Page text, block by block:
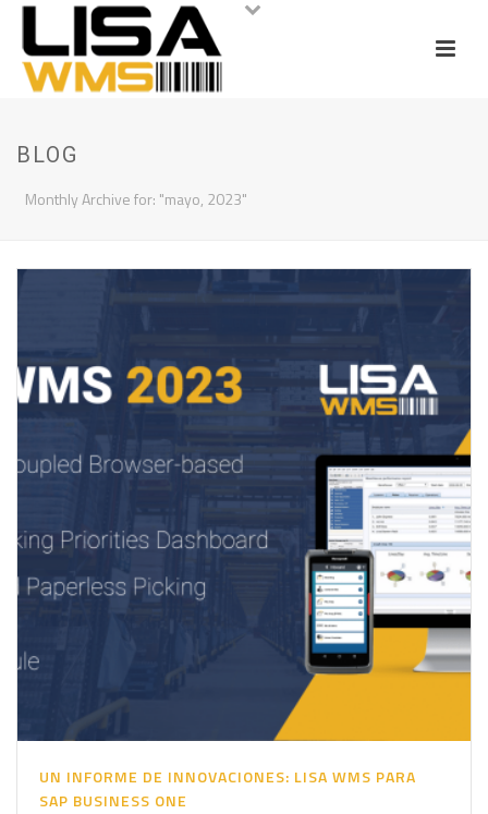
BLOG
Monthly Archive for: "mayo, 2023"
UN INFORME DE INNOVACIONES: LISA WMS PARA
SAP BUSINESS ONE